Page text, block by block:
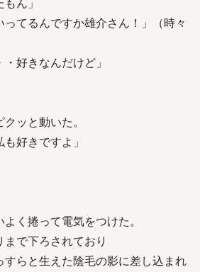
てるんですか雄介さん！」（時々
好きなんだけど」
ッと動いた。
好きですよ」
く捲って電気をつけた。
で下ろされており
らと生えた陰毛の影に差し込まれ